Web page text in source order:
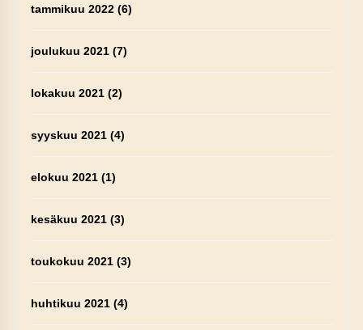
tammikuu 2022(6)
joulukuu 2021(7)
lokakuu 2021(2)
syyskuu 2021(4)
elokuu 2021(1)
kesäkuu 2021(3)
toukokuu 2021(3)
huhtikuu 2021(4)